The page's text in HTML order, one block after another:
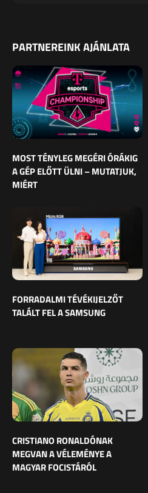
PARTNEREINK AJÁNLATA
MOST TÉNYLEG MEGÉRI ÓRÁKIG
A GÉP ELŐTT ÜLNI – MUTATJUK,
MIÉRT
FORRADALMI TÉVÉKIJELZŐT
TALÁLT FEL A SAMSUNG
CRISTIANO RONALDÓNAK
MEGVAN A VÉLEMÉNYE A
MAGYAR FOCISTÁRÓL